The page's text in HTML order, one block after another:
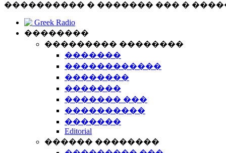
���������� � ������� ��� �
Greek Radio
��������
��������� ��������
�������
������������
��������
�������
������� ���
����������
�������
Editorial
������ ��������